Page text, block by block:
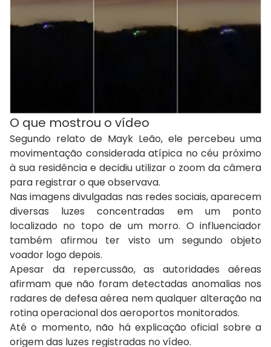
O que mostrou o vídeo
Segundo relato de Mayk Leão, ele percebeu uma
movimentação considerada atípica no céu próximo
à sua residência e decidiu utilizar o zoom da câmera
para registrar o que observava.
Nas imagens divulgadas nas redes sociais, aparecem
diversas luzes concentradas em um ponto
localizado no topo de um morro. O influenciador
também afirmou ter visto um segundo objeto
voador logo depois.
Apesar da repercussão, as autoridades aéreas
afirmam que não foram detectadas anomalias nos
radares de defesa aérea nem qualquer alteração na
rotina operacional dos aeroportos monitorados.
Até o momento, não há explicação oficial sobre a
origem das luzes registradas no vídeo.